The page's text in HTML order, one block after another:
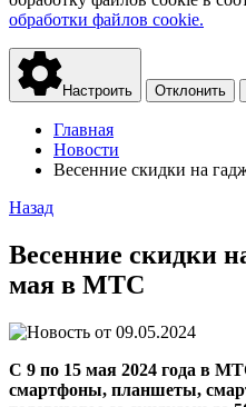
обработки файлов cookie.
Настроить Отклонить
Главная
Новости
Весенние скидки на
Назад
Весенние скидки
мая в МТС
09.05.2024
C 9 по 15 мая 2024 года в
смартфоны, планшеты,